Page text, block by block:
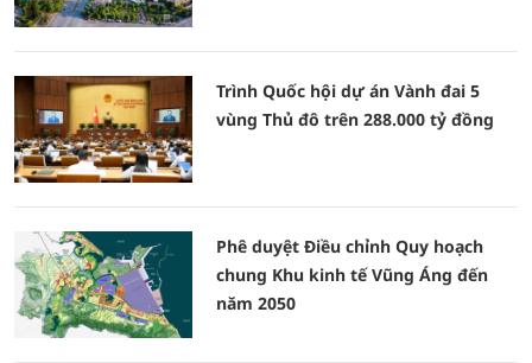
Trình Quốc hội dự án Vành đai 5
vùng Thủ đô trên 288.000 tỷ đồng
Phê duyệt Điều chỉnh Quy hoạch
chung Khu kinh tế Vũng Áng đến
năm 2050